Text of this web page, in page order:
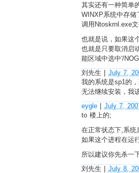
其实还有一种简单
WINXP系统中存储
调用Ntoskrnl.exe
也就是说，如果这
也就是只要取消启
能区域中选中'/
刘先生 | July 7,
我的系统是sp1的
无法继续安装，我
eygle | July 7,
to 楼上的;
在正常状态下,系统
如果这个进程在运
所以建议你先杀一
刘先生 | July 8,